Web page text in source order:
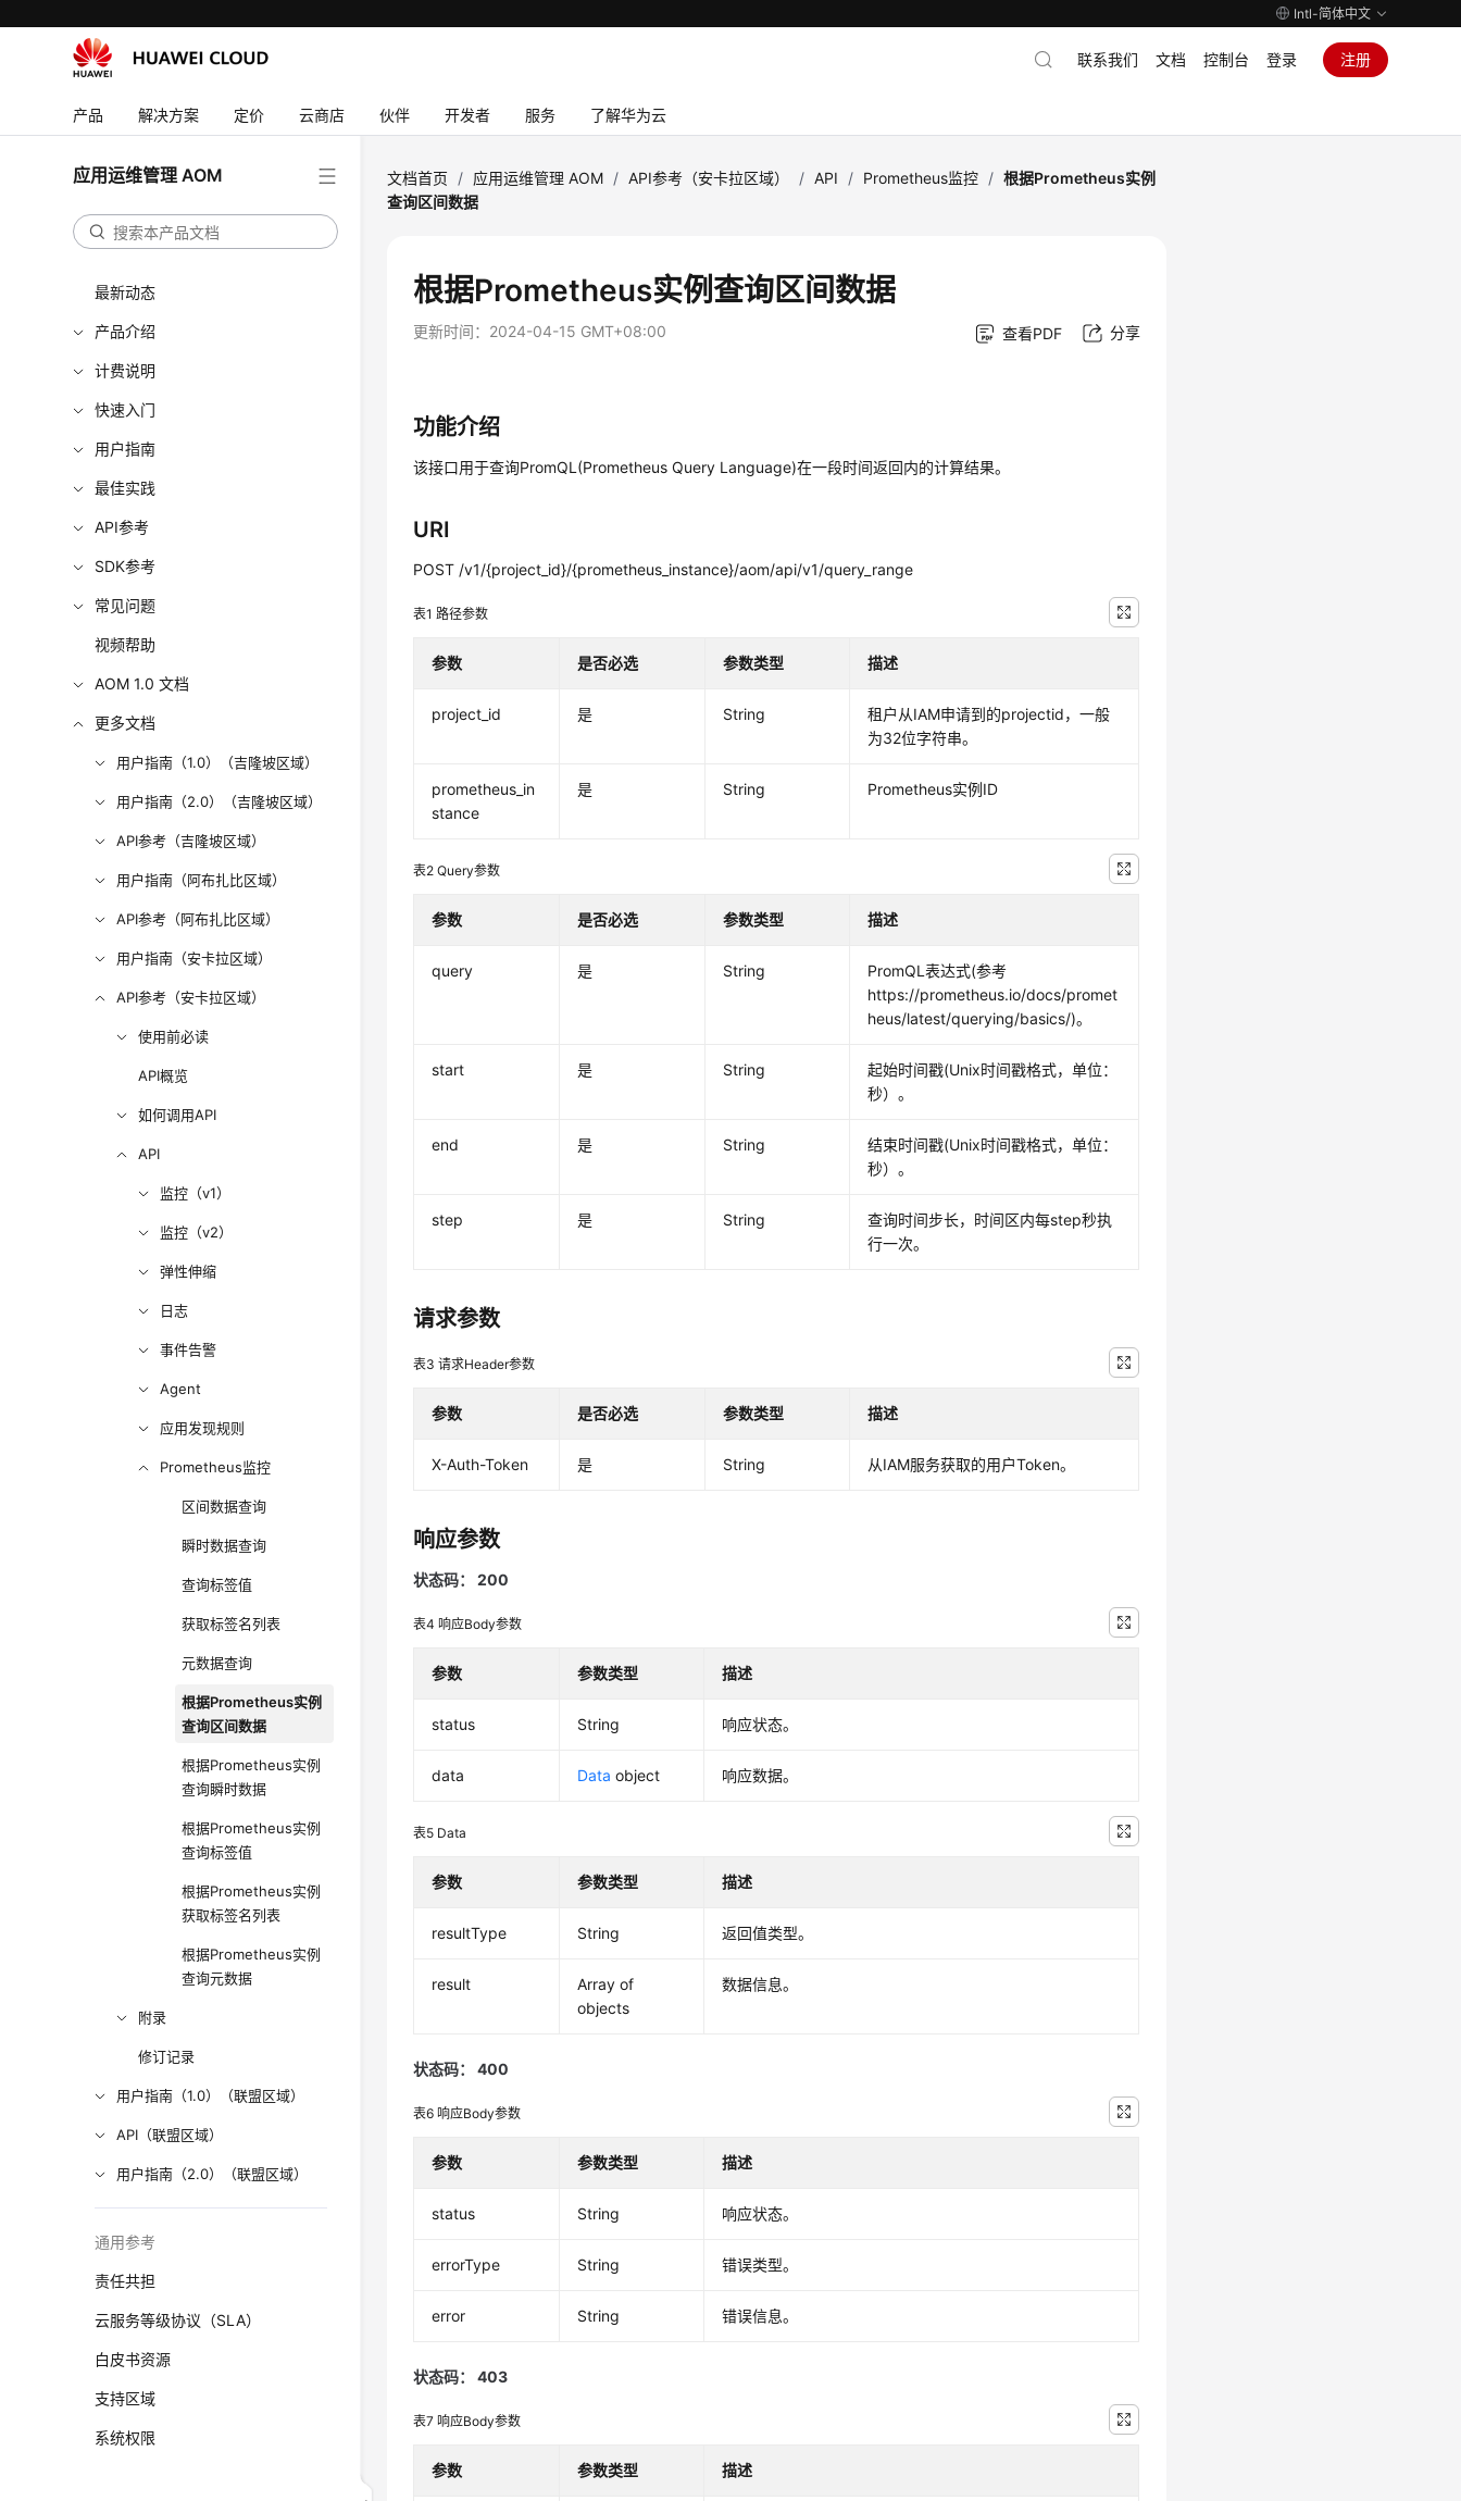
Intl-简体中文
产品 解决方案 定价 云商店 伙伴 开发者 服务 了解华为云
联系我们 文档 控制台 登录 注册
应用运维管理 AOM
最新动态
产品介绍
计费说明
快速入门
用户指南
最佳实践
API参考
SDK参考
常见问题
视频帮助
AOM 1.0 文档
更多文档
用户指南（1.0）（吉隆坡区域）
用户指南（2.0）（吉隆坡区域）
API参考（吉隆坡区域）
用户指南（阿布扎比区域）
API参考（阿布扎比区域）
用户指南（安卡拉区域）
API参考（安卡拉区域）
使用前必读
API概览
如何调用API
API
监控（v1）
监控（v2）
弹性伸缩
日志
事件告警
Agent
应用发现规则
Prometheus监控
区间数据查询
瞬时数据查询
查询标签值
获取标签名列表
元数据查询
根据Prometheus实例
查询区间数据
根据Prometheus实例
查询瞬时数据
根据Prometheus实例
查询标签值
根据Prometheus实例
获取标签名列表
根据Prometheus实例
查询元数据
附录
修订记录
用户指南（1.0）（联盟区域）
API（联盟区域）
用户指南（2.0）（联盟区域）
通用参考
责任共担
云服务等级协议（SLA）
白皮书资源
支持区域
系统权限
文档首页 / 应用运维管理 AOM / API参考（安卡拉区域） / API / Prometheus监控 / 根据Prometheus实例
查询区间数据
根据Prometheus实例查询区间数据
更新时间： 2024-04-15 GMT+08:00 查看PDF 分享
功能介绍
该接口用于查询PromQL(Prometheus Query Language)在一段时间返回内的计算结果。
URI
POST /v1/{project_id}/{prometheus_instance}/aom/api/v1/query_range
表1路径参数
参数 是否必选 参数类型 描述
project_id 是 String
租户从IAM申请到的projectid，一般
为32位字符串。
prometheus_in
stance
是 String Prometheus实例ID
表2Query参数
参数 是否必选 参数类型 描述
query 是 String
PromQL表达式(参考
https://prometheus.io/docs/promet
heus/latest/querying/basics/)。
start 是 String
起始时间戳(Unix时间戳格式，单位：
秒）。
end 是 String
结束时间戳(Unix时间戳格式，单位：
秒）。
step 是 String
查询时间步长，时间区内每step秒执
行一次。
请求参数
表3请求Header参数
参数 是否必选 参数类型 描述
X-Auth-Token 是 String 从IAM服务获取的用户Token。
响应参数
状态码： 200
表4响应Body参数
参数 参数类型 描述
status String 响应状态。
data Data object 响应数据。
表5 Data
参数 参数类型 描述
resultType String 返回值类型。
result
Array of
objects
数据信息。
状态码： 400
表6响应Body参数
参数 参数类型 描述
status String 响应状态。
errorType String 错误类型。
error String 错误信息。
状态码： 403
表7响应Body参数
参数 参数类型 描述